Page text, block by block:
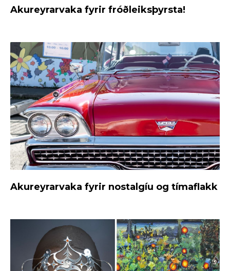
Akureyrarvaka fyrir fróðleiksþyrsta!
Akureyrarvaka fyrir nostalgíu og tímaflakk